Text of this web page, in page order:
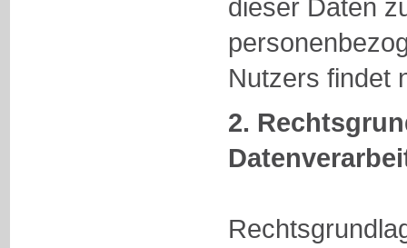
dieser Daten
Nutzers findet
2.